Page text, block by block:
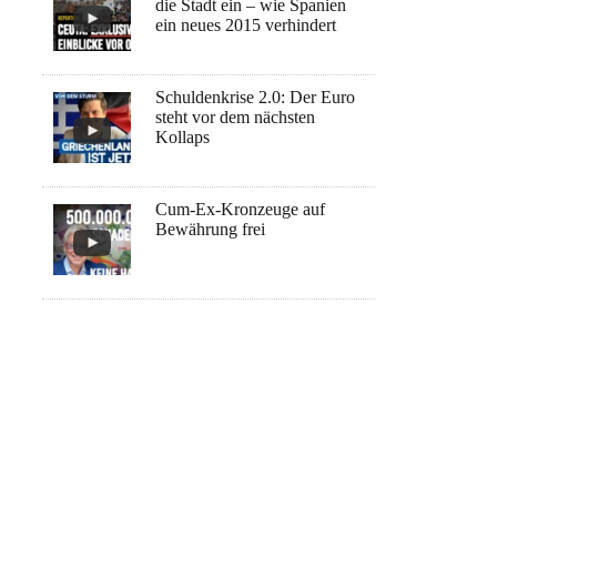
die Stadt ein – wie Spanien
ein neues 2015 verhindert
Schuldenkrise 2.0: Der Euro
steht vor dem nächsten
Kollaps
Cum-Ex-Kronzeuge auf
Bewährung frei